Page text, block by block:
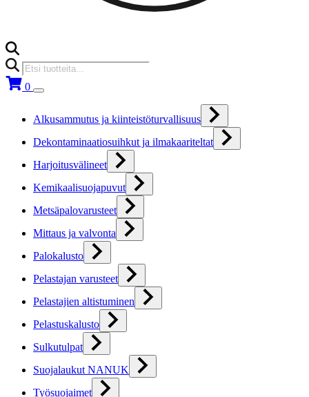
Products
search
0
Alkusammutus ja kiinteistöturvallisuus
Dekontaminaatiosuihkut ja ilmakaariteltat
Harjoitusvälineet
Kemikaalisuojapuvut
Metsäpalovarusteet
Mittaus ja valvonta
Palokalusto
Pelastajan varusteet
Pelastajien altistuminen
Pelastuskalusto
Sulkutulpat
Suojalaukut NANUK
Työsuojaimet